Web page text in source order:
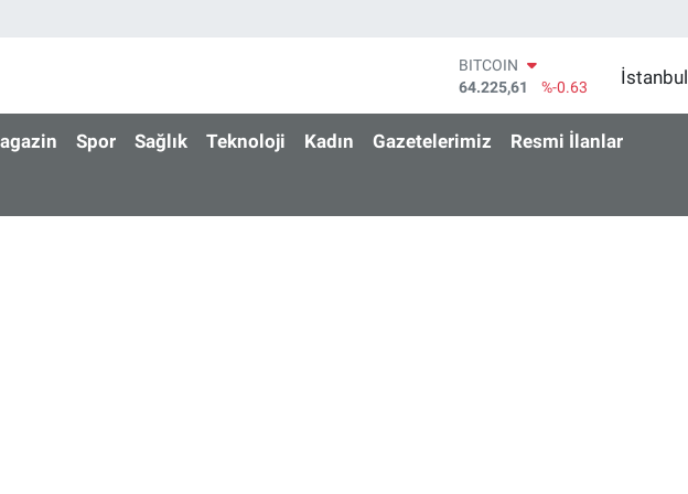
BITCOIN
64.225,61
%-0.63
EURO
64,2463
%0.07
İstanbul
Spor Sağlık Teknoloji Kadın Gazetelerimiz Resmi İlanlar